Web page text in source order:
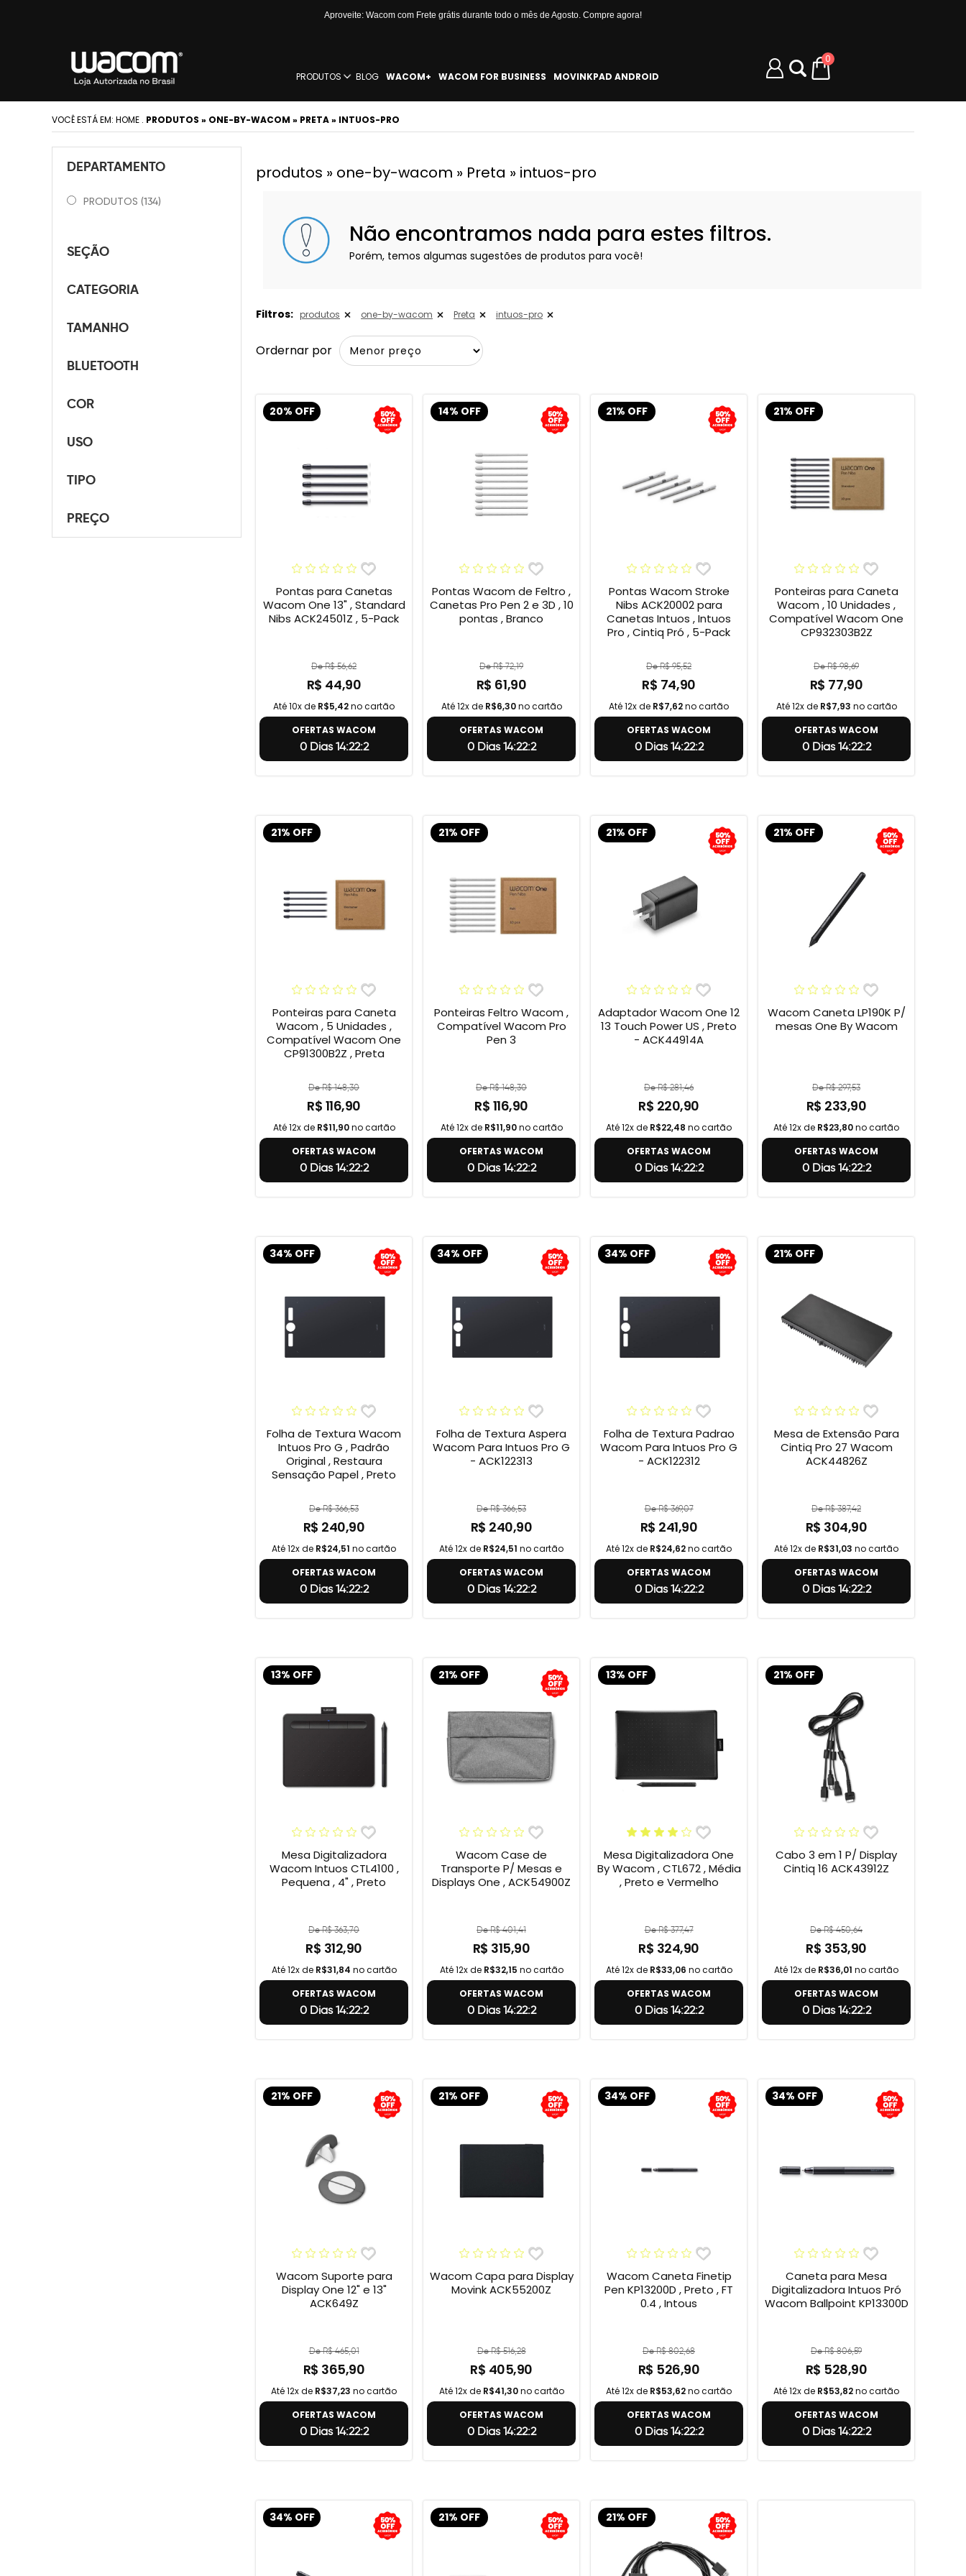
Aproveite: Wacom com Frete grátis durante todo o mês de Agosto. Compre agora!
PRODUTOS BLOG WACOM+ WACOM FOR BUSINESS MOVINKPAD ANDROID
0
VOCÊ ESTÁ EM: HOME . PRODUTOS » ONE-BY-WACOM » PRETA » INTUOS-PRO
DEPARTAMENTO
PRODUTOS (134)
SEÇÃO
CATEGORIA
TAMANHO
BLUETOOTH
COR
USO
TIPO
PREÇO
produtos » one-by-wacom » Preta » intuos-pro
Não encontramos nada para estes filtros.
Porém, temos algumas sugestões de produtos para você!
Filtros: produtos one-by-wacom Preta intuos-pro
Ordernar por
20% OFF
Pontas para Canetas
Wacom One 13" , Standard
Nibs ACK24501Z , 5-Pack
De R$ 56,62
R$ 44,90
Até 10x de R$5,42no cartão
OFERTAS WACOM
0 Dias 14:22:1
14% OFF
Pontas Wacom de Feltro ,
Canetas Pro Pen 2 e 3D , 10
pontas , Branco
De R$ 72,19
R$ 61,90
Até 12x de R$6,30no cartão
OFERTAS WACOM
0 Dias 14:22:1
21% OFF
Pontas Wacom Stroke
Nibs ACK20002 para
Canetas Intuos , Intuos
Pro , Cintiq Pró , 5-Pack
De R$ 95,52
R$ 74,90
Até 12x de R$7,62no cartão
OFERTAS WACOM
0 Dias 14:22:1
21% OFF
Ponteiras para Caneta
Wacom , 10 Unidades ,
Compatível Wacom One
CP932303B2Z
De R$ 98,69
R$ 77,90
Até 12x de R$7,93 no cartão
OFERTAS WACOM
0 Dias 14:22:1
21% OFF
Ponteiras para Caneta
Wacom , 5 Unidades ,
Compatível Wacom One
CP91300B2Z , Preta
De R$ 148,30
R$ 116,90
Até 12x de R$11,90no cartão
OFERTAS WACOM
0 Dias 14:22:1
21% OFF
Ponteiras Feltro Wacom ,
Compatível Wacom Pro
Pen 3
De R$ 148,30
R$ 116,90
Até 12x de R$11,90no cartão
OFERTAS WACOM
0 Dias 14:22:1
21% OFF
Adaptador Wacom One 12
13 Touch Power US , Preto
- ACK44914A
De R$ 281,46
R$ 220,90
Até 12x de R$22,48 no cartão
OFERTAS WACOM
0 Dias 14:22:1
21% OFF
Wacom Caneta LP190K P/
mesas One By Wacom
De R$ 297,53
R$ 233,90
Até 12x de R$23,80no cartão
OFERTAS WACOM
0 Dias 14:22:1
34% OFF
Folha de Textura Wacom
Intuos Pro G , Padrão
Original , Restaura
Sensação Papel , Preto
De R$ 366,53
R$ 240,90
Até 12x de R$24,51 no cartão
OFERTAS WACOM
0 Dias 14:22:1
34% OFF
Folha de Textura Aspera
Wacom Para Intuos Pro G
- ACK122313
De R$ 366,53
R$ 240,90
Até 12x de R$24,51 no cartão
OFERTAS WACOM
0 Dias 14:22:1
34% OFF
Folha de Textura Padrao
Wacom Para Intuos Pro G
- ACK122312
De R$ 369,07
R$ 241,90
Até 12x de R$24,62no cartão
OFERTAS WACOM
0 Dias 14:22:1
21% OFF
Mesa de Extensão Para
Cintiq Pro 27 Wacom
ACK44826Z
De R$ 387,42
R$ 304,90
Até 12x de R$31,03 no cartão
OFERTAS WACOM
0 Dias 14:22:1
13% OFF
Mesa Digitalizadora
Wacom Intuos CTL4100 ,
Pequena , 4" , Preto
De R$ 363,70
R$ 312,90
Até 12x de R$31,84 no cartão
OFERTAS WACOM
0 Dias 14:22:1
21% OFF
Wacom Case de
Transporte P/ Mesas e
Displays One , ACK54900Z
De R$ 401,41
R$ 315,90
Até 12x de R$32,15 no cartão
OFERTAS WACOM
0 Dias 14:22:1
13% OFF
Mesa Digitalizadora One
By Wacom , CTL672 , Média
, Preto e Vermelho
De R$ 377,47
R$ 324,90
Até 12x de R$33,06 no cartão
OFERTAS WACOM
0 Dias 14:22:1
21% OFF
Cabo 3 em 1 P/ Display
Cintiq 16 ACK43912Z
De R$ 450,64
R$ 353,90
Até 12x de R$36,01 no cartão
OFERTAS WACOM
0 Dias 14:22:1
21% OFF
Wacom Suporte para
Display One 12" e 13"
ACK649Z
De R$ 465,01
R$ 365,90
Até 12x de R$37,23 no cartão
OFERTAS WACOM
0 Dias 14:22:1
21% OFF
Wacom Capa para Display
Movink ACK55200Z
De R$ 516,28
R$ 405,90
Até 12x de R$41,30no cartão
OFERTAS WACOM
0 Dias 14:22:1
34% OFF
Wacom Caneta Finetip
Pen KP13200D , Preto , FT
0.4 , Intous
De R$ 802,68
R$ 526,90
Até 12x de R$53,62no cartão
OFERTAS WACOM
0 Dias 14:22:1
34% OFF
Caneta para Mesa
Digitalizadora Intuos Pró
Wacom Ballpoint KP13300D
De R$ 806,59
R$ 528,90
Até 12x de R$53,82no cartão
OFERTAS WACOM
0 Dias 14:22:1
34% OFF 21% OFF 21% OFF